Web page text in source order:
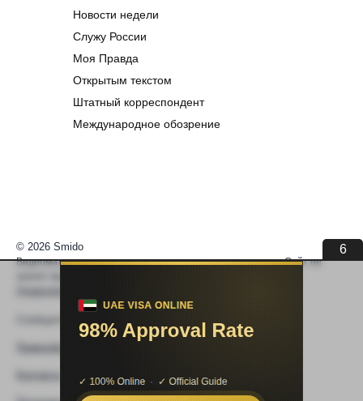
Новости недели
Служу России
Моя Правда
Открытым текстом
Штатный корреспондент
Международное обозрение
6
© 2026 Smido
Видеоматериалы встраиваются из открытых источников. Сайт не
Видео не работает